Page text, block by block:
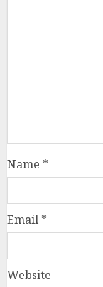
Name *
Email *
Website